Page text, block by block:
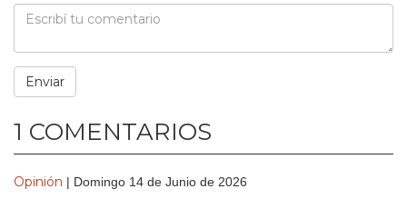
1 COMENTARIOS
Opinión | Domingo 14 de Junio de 2026